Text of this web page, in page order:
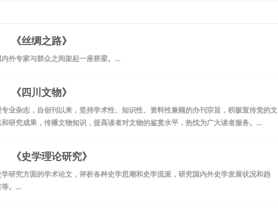
《丝绸之路》
外专家与群众之间架起一座桥梁。...
《四川文物》
业杂志，自创刊以来，坚持学术性、知识性、资料性兼顾的办刊宗旨，积极宣传党的文
研究成果，传播文物知识，提高读者对文物的鉴赏水平，热忱为广大读者服务。...
《史学理论研究》
研究方面的学术论文，评析各种史学思潮和史学流派，研究国内外史学发展状况和趋
。...